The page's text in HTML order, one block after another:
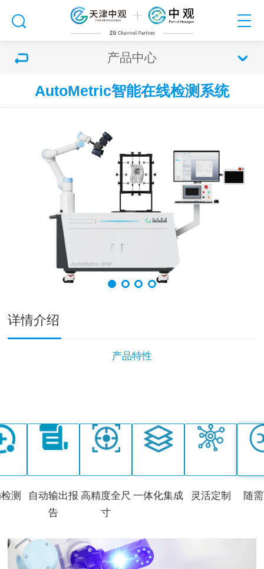
产品中心
AutoMetric智能在线检测系统
详情介绍
产品特性
测
自动输出报
告
高精度全尺
寸
一体化集成 灵活定制 随